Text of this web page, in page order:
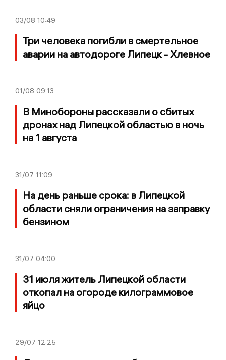
03/08 10:49
Три человека погибли в смертельное
аварии на автодороге Липецк - Хлевное
01/08 09:13
В Минобороны рассказали о сбитых
дронах над Липецкой областью в ночь
на 1 августа
31/07 11:09
На день раньше срока: в Липецкой
области сняли ограничения на заправку
бензином
31/07 04:00
31 июля житель Липецкой области
откопал на огороде килограммовое
яйцо
29/07 12:25